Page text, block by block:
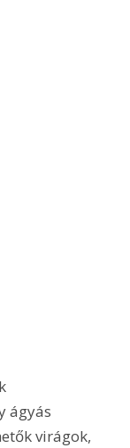
ágyás
virágok,